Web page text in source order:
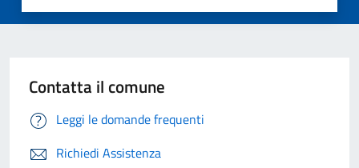
Contatta il comune
Leggi le domande frequenti
Richiedi Assistenza